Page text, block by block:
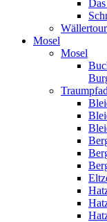
Mosel
Mosel